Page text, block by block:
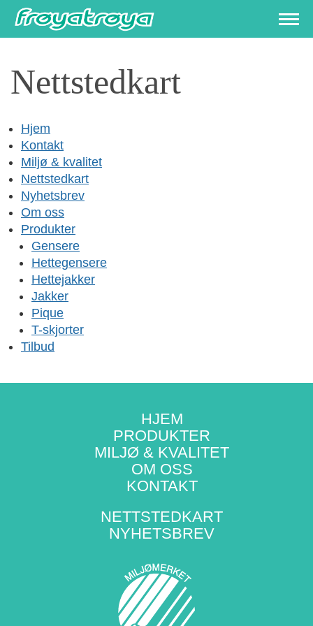
Nettstedkart
Hjem
Kontakt
Miljø & kvalitet
Nettstedkart
Nyhetsbrev
Om oss
Produkter
Gensere
Hettegensere
Hettejakker
Jakker
Pique
T-skjorter
Tilbud
HJEM
PRODUKTER
MILJØ & KVALITET
OM OSS
KONTAKT
NETTSTEDKART
NYHETSBREV